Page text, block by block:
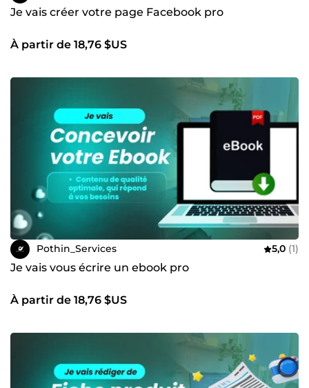
Je vais créer votre page Facebook pro
À partir de 18,76 $US
Pothin_Services 5,0 (1)
Je vais vous écrire un ebook pro
À partir de 18,76 $US